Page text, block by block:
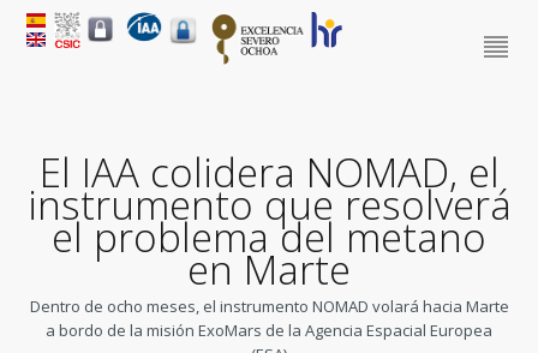
El IAA colidera NOMAD, el
instrumento que resolverá
el problema del metano
en Marte
Dentro de ocho meses, el instrumento NOMAD volará hacia Marte
a bordo de la misión ExoMars de la Agencia Espacial Europea